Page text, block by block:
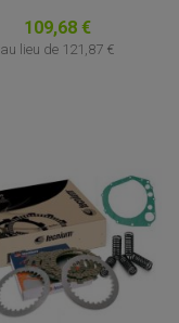
109,68 €
au lieu de 121,87 €